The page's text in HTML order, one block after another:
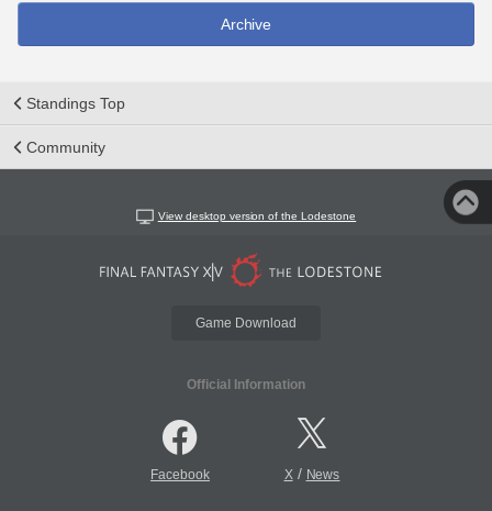
Archive
Standings Top
Community
View desktop version of the Lodestone
Game Download
Official Information
Facebook X/ News